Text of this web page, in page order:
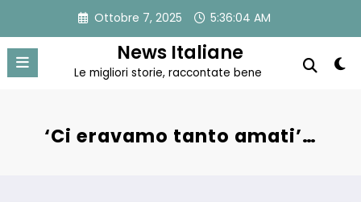
contenuto
Ottobre 7, 2025 5:36:05 AM
News Italiane
Le migliori storie, raccontate bene
‘Ci eravamo tanto amati’…